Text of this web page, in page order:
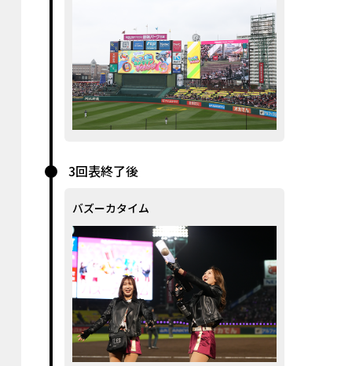
3回表終了後
バズーカタイム